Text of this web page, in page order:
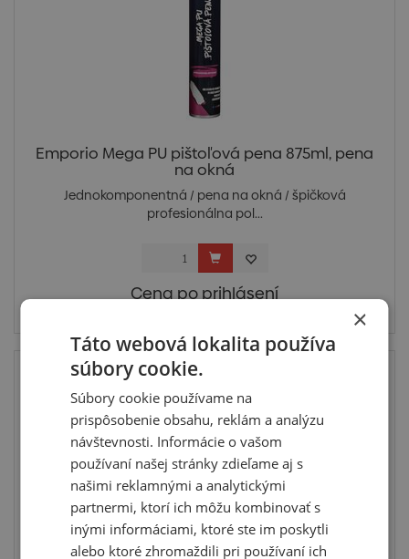
Emporio Mega PU pištoľová pena 875ml, pena
na okná
Jednokomponentná / pena na okná / špičková
profesionálna pol...
Cena po prihlásení
×
Táto webová lokalita používa
súbory cookie.
Súbory cookie používame na
prispôsobenie obsahu, reklám a analýzu
návštevnosti. Informácie o vašom
používaní našej stránky zdieľame aj s
našimi reklamnými a analytickými
partnermi, ktorí ich môžu kombinovať s
inými informáciami, ktoré ste im poskytli
alebo ktoré zhromaždili pri používaní ich